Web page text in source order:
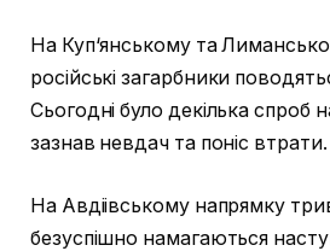
На Куп‘янському та
російські загарбники
Сьогодні було декілька спроб
зазнав невдач та поніс втрати.
На Авдіівському напрямку
безуспішно намагаються